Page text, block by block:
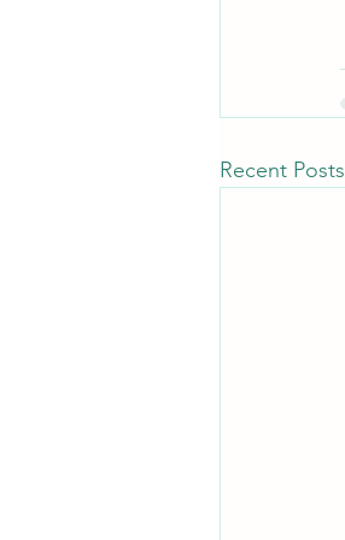
Recent Posts